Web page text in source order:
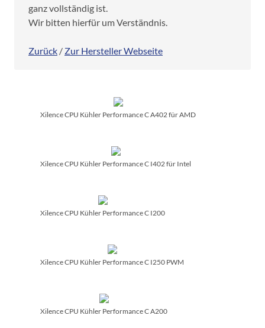
ganz vollständig ist.
Wir bitten hierfür um Verständnis.
Zurück / Zur Hersteller Webseite
Xilence CPU Kühler Performance C A402 für AMD
Xilence CPU Kühler Performance C I402 für Intel
Xilence CPU Kühler Performance C I200
Xilence CPU Kühler Performance C I250 PWM
Xilence CPU Kühler Performance C A200